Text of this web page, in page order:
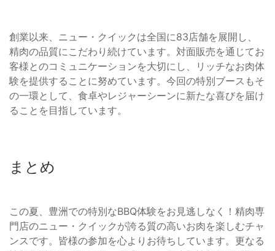
創業以来、ニュー・クイックは全国に83店舗を展開し、
精肉の品質にこだわり続けています。対面販売を通じてお
客様とのコミュニケーションを大切にし、リッチなお肉体
験を提供することに努めています。今回の特別ブースもそ
の一環として、食卓やレジャーシーンに新たな喜びを届け
ることを目指しています。
まとめ
この夏、豊洲での特別なBBQ体験をお見逃しなく！精肉専
門店のニュー・クイックが誇る質の高いお肉を楽しむチャ
ンスです。皆様の参加を心よりお待ちしています。更なる